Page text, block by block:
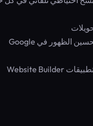
— بيانات وصفية للـ SEO ووسوم مخطط مُولّدة بالذكاء الاصطناعي لتحسين الظهور في Google
— خطط الوكالات تتضمن علامة تجارية بيضاء وواجهة برمجة تطبيقات Website Builder